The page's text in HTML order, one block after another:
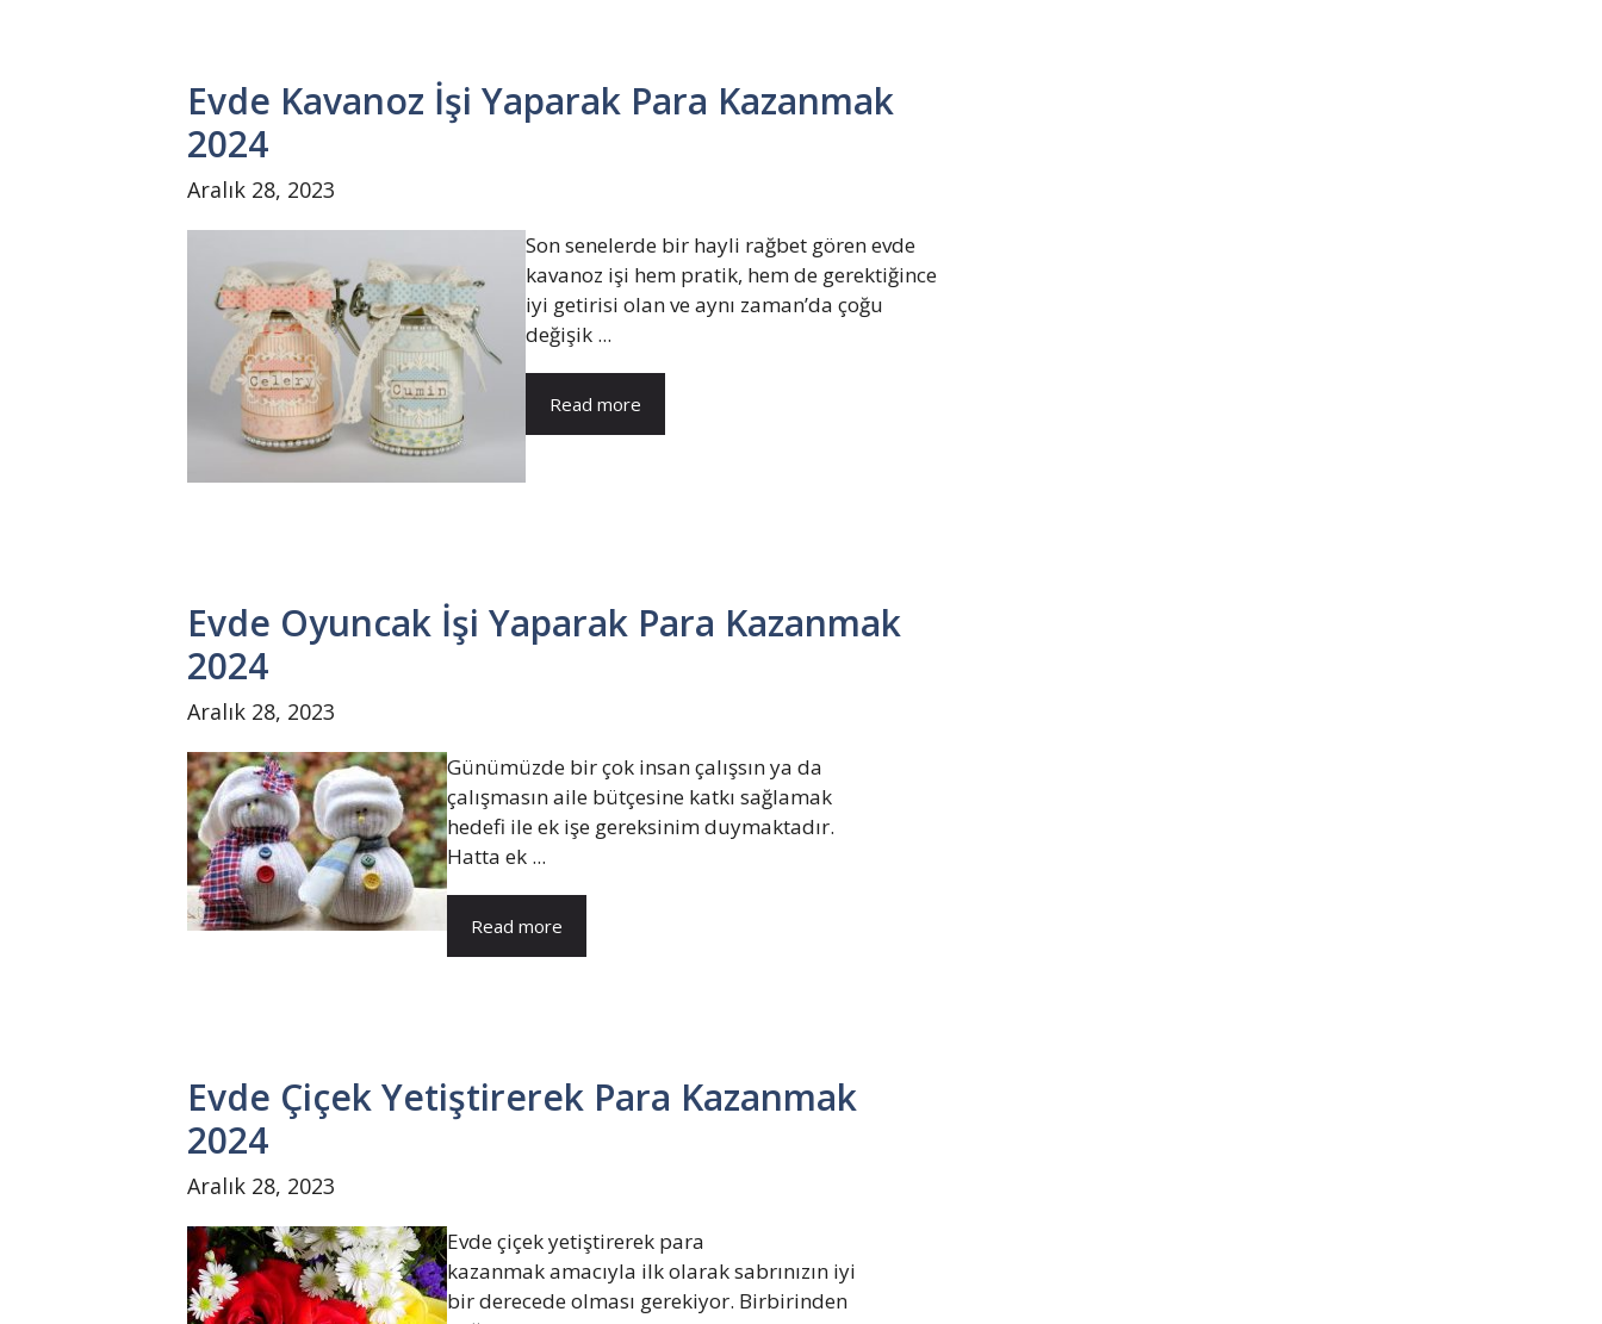
Evde Kavanoz İşi Yaparak Para Kazanmak
2024
Aralık 28, 2023
Son senelerde bir hayli rağbet gören evde
kavanoz işi hem pratik, hem de gerektiğince
iyi getirisi olan ve aynı zaman’da çoğu
değişik ...
Read more
Evde Oyuncak İşi Yaparak Para Kazanmak
2024
Aralık 28, 2023
Günümüzde bir çok insan çalışsın ya da
çalışmasın aile bütçesine katkı sağlamak
hedefi ile ek işe gereksinim duymaktadır.
Hatta ek ...
Read more
Evde Çiçek Yetiştirerek Para Kazanmak
2024
Aralık 28, 2023
Evde çiçek yetiştirerek para
kazanmak amacıyla ilk olarak sabrınızın iyi
bir derecede olması gerekiyor. Birbirinden